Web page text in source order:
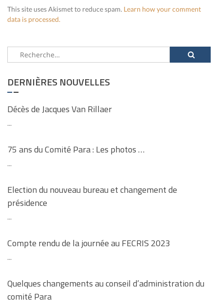
This site uses Akismet to reduce spam. Learn how your comment
data is processed.
Rechercher :
DERNIÈRES NOUVELLES
Décès de Jacques Van Rillaer
...
75 ans du Comité Para : Les photos …
...
Election du nouveau bureau et changement de
présidence
...
Compte rendu de la journée au FECRIS 2023
...
Quelques changements au conseil d’administration du
comité Para